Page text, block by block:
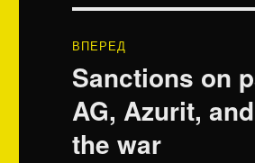
ВПЕРЕД
Наступний
запис:
Sanctions on
AG, Azurit,
the war